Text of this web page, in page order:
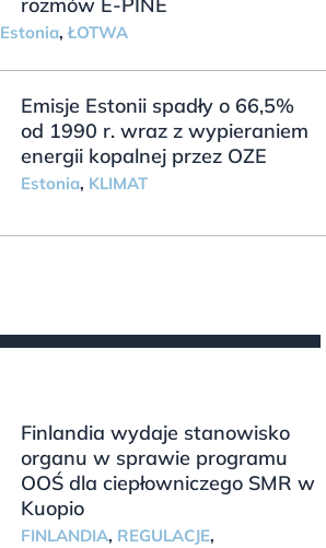
Estonia,ŁOTWA
Emisje Estonii spadły o 66,5%
od 1990 r. wraz z wypieraniem
energii kopalnej przez OZE
Estonia, KLIMAT
Finlandia wydaje stanowisko
organu w sprawie programu
OOŚ dla ciepłowniczego SMR w
Kuopio
FINLANDIA, REGULACJE,